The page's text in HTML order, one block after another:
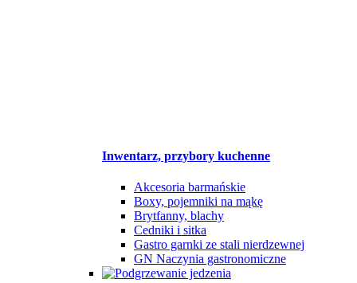
Inwentarz, przybory kuchenne
Akcesoria barmańskie
Boxy, pojemniki na mąkę
Brytfanny, blachy
Cedniki i sitka
Gastro garnki ze stali nierdzewnej
GN Naczynia gastronomiczne